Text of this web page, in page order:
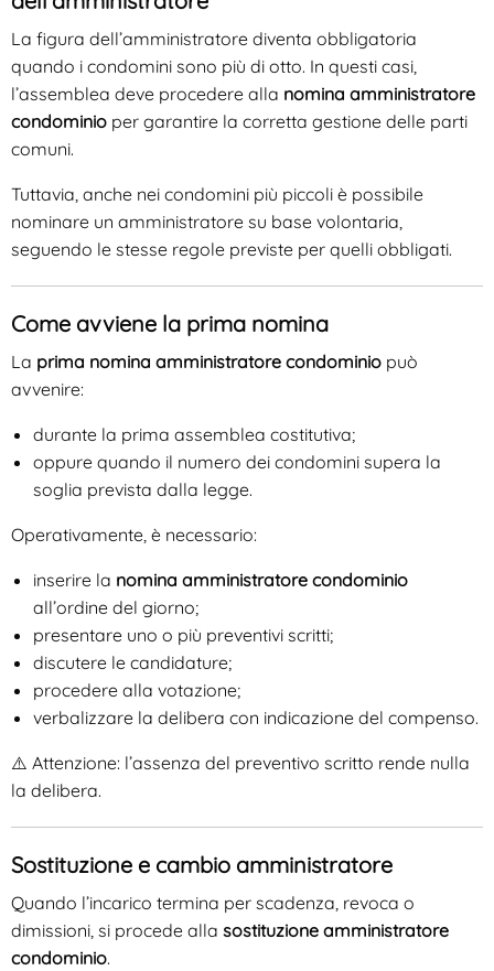
La figura dell’amministratore diventa obbligatoria
quando i condomini sono più di otto. In questi casi,
l’assemblea deve procedere alla nomina amministratore
condominio per garantire la corretta gestione delle parti
comuni.
Tuttavia, anche nei condomini più piccoli è possibile
nominare un amministratore su base volontaria,
seguendo le stesse regole previste per quelli obbligati.
Come avviene la prima nomina
La prima nomina amministratore condominio può
avvenire:
durante la prima assemblea costitutiva;
oppure quando il numero dei condomini supera la
soglia prevista dalla legge.
Operativamente, è necessario:
inserire la nomina amministratore condominio
all’ordine del giorno;
presentare uno o più preventivi scritti;
discutere le candidature;
procedere alla votazione;
verbalizzare la delibera con indicazione del compenso.
⚠️ Attenzione: l’assenza del preventivo scritto rende nulla
la delibera.
Sostituzione e cambio amministratore
Quando l’incarico termina per scadenza, revoca o
dimissioni, si procede alla sostituzione amministratore
condominio.